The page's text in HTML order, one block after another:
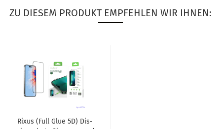
ZU DIESEM PRODUKT EMPFEHLEN WIR IHNEN:
Rixus (Full Glue 5D) Dis­